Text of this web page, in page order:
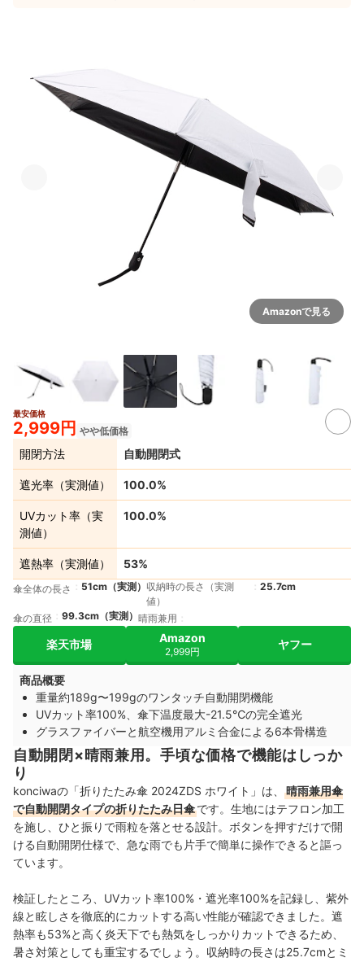
Amazonで見る
最安価格
2,999円 やや低価格
開閉方法 自動開閉式
遮光率（実測値） 100.0%
UVカット率（実
測値）
100.0%
遮熱率（実測値） 53%
傘全体の長さ 51cm（実測） 収納時の長さ（実測
値）
25.7cm
傘の直径 99.3cm（実測） 晴雨兼用
楽天市場 Amazon
2,999円
ヤフー
商品概要
重量約189g〜199gのワンタッチ自動開閉機能
UVカット率100%、傘下温度最大-21.5℃の完全遮光
グラスファイバーと航空機用アルミ合金による6本骨構造
自動開閉×晴雨兼用。手頃な価格で機能はしっか
り
konciwaの「折りたたみ傘 2024ZDS ホワイト」は、
晴雨兼用傘
で自動開閉タイプの折りたたみ日傘です。生地にはテフロン加工
を施し、ひと振りで雨粒を落とせる設計。ボタンを押すだけで開
ける自動開閉仕様で、急な雨でも片手で簡単に操作できると謳っ
ています。
検証したところ、UVカット率100%・遮光率100%を記録し、紫外
線と眩しさを徹底的にカットする高い性能が確認できました。遮
熱率も53%と高く炎天下でも熱気をしっかりカットできるため、
暑さ対策としても重宝するでしょう。収納時の長さは25.7cmとミ